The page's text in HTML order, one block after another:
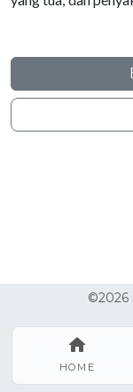
HOME
©2026